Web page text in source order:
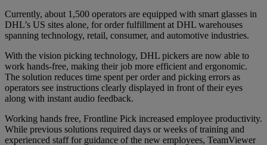
Currently, about 1,500 operators are equipped with smart glasses in
DHL’s US sites alone, for order fulfillment at DHL warehouses
spanning technology, retail, consumer, and automotive industries.
With the vision picking technology, DHL pickers are now able to
work hands-free, making their job more efficient and ergonomic.
The solution reduces time spent per order and picking errors as
operators see instructions clearly displayed in front of their eyes
along with instant audio feedback.
Working hands free, Frontline Pick increased employee productivity.
While previous solutions required days or weeks of training and
experienced staff for guidance of the new employees, TeamViewer